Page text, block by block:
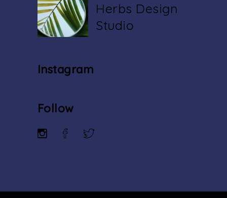
Herbs Design
Studio
Instagram
Follow